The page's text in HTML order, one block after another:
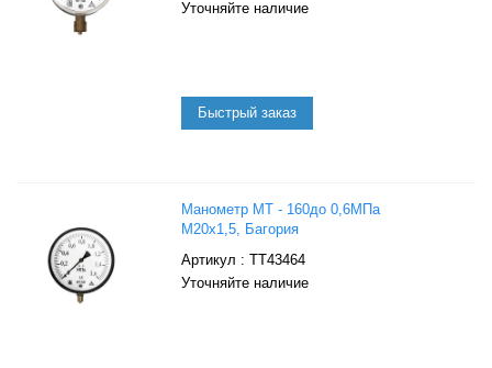
Уточняйте наличие
Манометр МТ - 160до 0,6МПа
М20х1,5, Багория
: ТТ43464
Уточняйте наличие